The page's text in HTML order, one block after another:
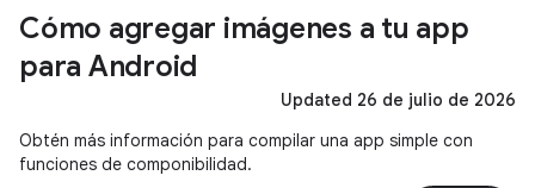
Cómo agregar imágenes a tu app
para Android
Updated 26 de julio de 2026
Obtén más información para compilar una app simple con
funciones de componibilidad.